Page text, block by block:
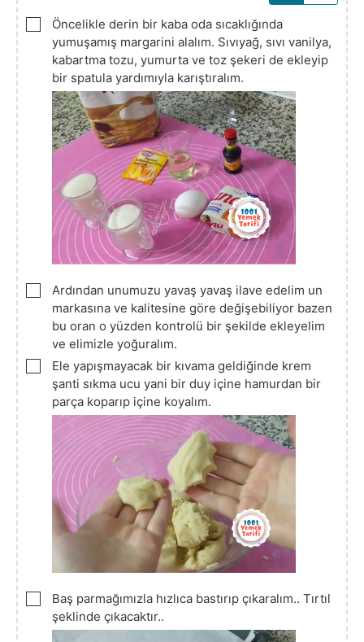
▢
Öncelikle derin bir kaba oda sıcaklığında
yumuşamış margarini alalım. Sıvıyağ, sıvı vanilya,
kabartma tozu, yumurta ve toz şekeri de ekleyip
bir spatula yardımıyla karıştıralım.
▢
Ardından unumuzu yavaş yavaş ilave edelim un
markasına ve kalitesine göre değişebiliyor bazen
bu oran o yüzden kontrolü bir şekilde ekleyelim
ve elimizle yoğuralım.
▢
Ele yapışmayacak bir kıvama geldiğinde krem
şanti sıkma ucu yani bir duy içine hamurdan bir
parça koparıp içine koyalım.
▢
Baş parmağımızla hızlıca bastırıp çıkaralım.. Tırtıl
şeklinde çıkacaktır..